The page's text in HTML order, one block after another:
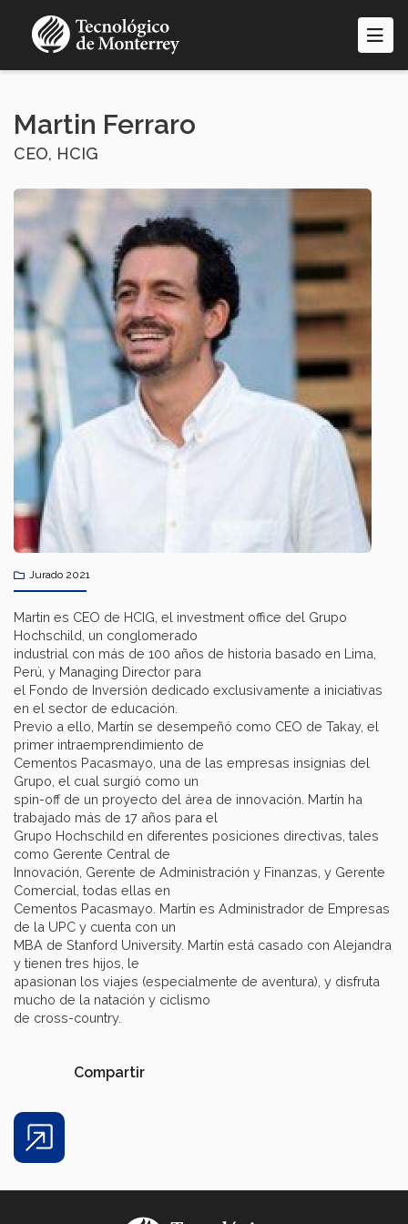
contenido
Martin Ferraro
CEO, HCIG
Jurado 2021
Martin es CEO de HCIG, el investment office del Grupo
Hochschild, un conglomerado
industrial con más de 100 años de historia basado en Lima,
Perú, y Managing Director para
el Fondo de Inversión dedicado exclusivamente a iniciativas
en el sector de educación.
Previo a ello, Martín se desempeñó como CEO de Takay, el
primer intraemprendimiento de
Cementos Pacasmayo, una de las empresas insignias del
Grupo, el cual surgió como un
spin-off de un proyecto del área de innovación. Martín ha
trabajado más de 17 años para el
Grupo Hochschild en diferentes posiciones directivas, tales
como Gerente Central de
Innovación, Gerente de Administración y Finanzas, y Gerente
Comercial, todas ellas en
Cementos Pacasmayo. Martín es Administrador de Empresas
de la UPC y cuenta con un
MBA de Stanford University. Martín está casado con Alejandra
y tienen tres hijos, le
apasionan los viajes (especialmente de aventura), y disfruta
mucho de la natación y ciclismo
de cross-country.
Share
Compartir